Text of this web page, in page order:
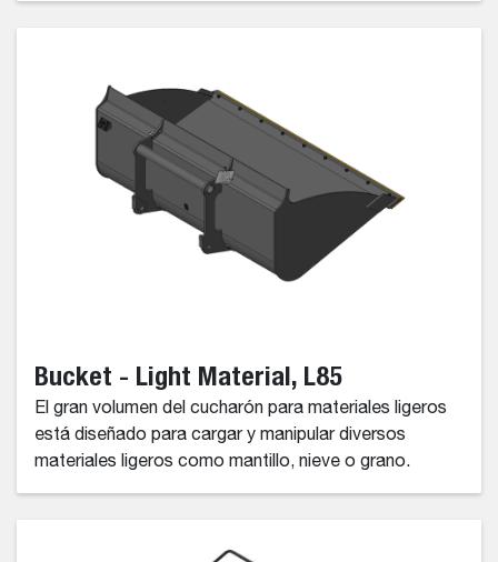
Bucket - Light Material, L85
El gran volumen del cucharón para materiales ligeros
está diseñado para cargar y manipular diversos
materiales ligeros como mantillo, nieve o grano.